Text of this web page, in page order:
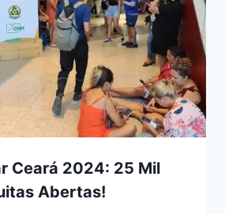
Ceará 2024: 25 Mil
Abertas!